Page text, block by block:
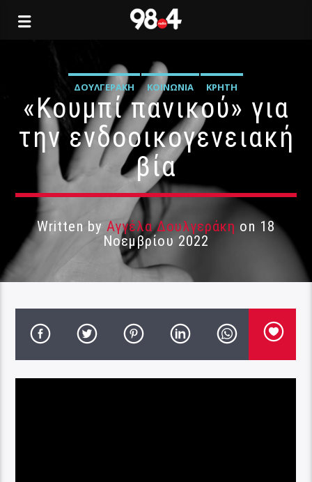
ΔΟΥΛΓΕΡΆΚΗ ΚΟΙΝΩΝΊΑ ΚΡΉΤΗ
«Κουμπί πανικού» για
την ενδοοικογενειακή
βία
Written by Αγγέλα Δουλγεράκη on 18
Νοεμβρίου 2022